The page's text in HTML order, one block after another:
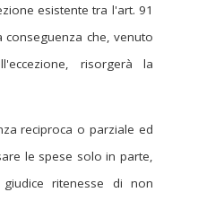
esistente tra l'art. 91
conseguenza che, venuto
risorgerà la
reciproca o parziale ed
le spese solo in parte,
ritenesse di non